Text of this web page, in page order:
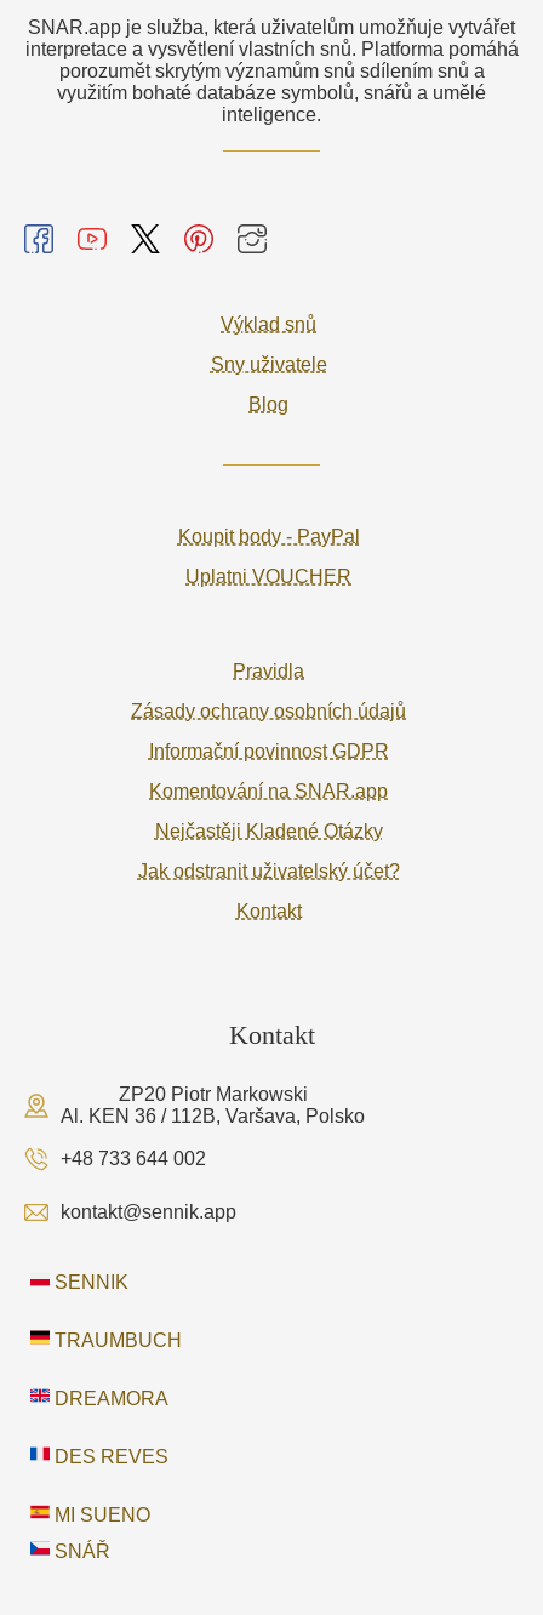
SNAR.app je služba, která uživatelům umožňuje vytvářet
interpretace a vysvětlení vlastních snů. Platforma pomáhá
porozumět skrytým významům snů sdílením snů a
využitím bohaté databáze symbolů, snářů a umělé
inteligence.
Výklad snů
Sny uživatele
Blog
Koupit body - PayPal
Uplatni VOUCHER
Pravidla
Zásady ochrany osobních údajů
Informační povinnost GDPR
Komentování na SNAR.app
Nejčastěji Kladené Otázky
Jak odstranit uživatelský účet?
Kontakt
Kontakt
ZP20 Piotr Markowski
Al. KEN 36 / 112B, Varšava, Polsko
+48 733 644 002
kontakt@sennik.app
SENNIK
TRAUMBUCH
DREAMORA
DES REVES
MI SUENO
SNÁŘ